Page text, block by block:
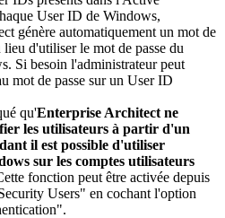
User ID de Windows,
génère automatiquement un mot de
lieu d'utiliser le mot de passe du
Si besoin l'administrateur peut
mot de passe sur un User ID
qu'Enterprise Architect ne
les utilisateurs à partir d'un
il est possible d'utiliser
sur les comptes utilisateurs
fonction peut être activée depuis
Users" en cochant l'option